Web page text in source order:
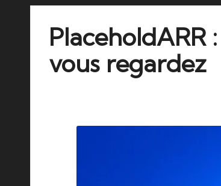
PlaceholdARR
vous regardez